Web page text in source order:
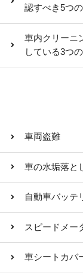
認すべき5つ
車内クリーニ
している3つ
車両盗難
車の水垢落と
自動車バッテ
スピードメー
車シートカバ